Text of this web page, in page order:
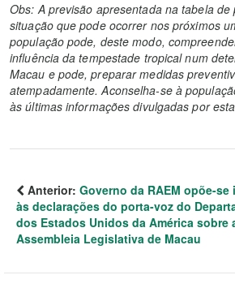
Obs: A previsão apresentada na tabela
situação que pode ocorrer nos próximos
população pode, deste modo,
influência da tempestade tropical num
Macau e pode, preparar medidas
atempadamente. Aconselha-se à
às últimas informações divulgadas por
Anterior: Governo da RAEM opõe-
às declarações do porta-voz do
dos Estados Unidos da América sobre
Assembleia Legislativa de Macau